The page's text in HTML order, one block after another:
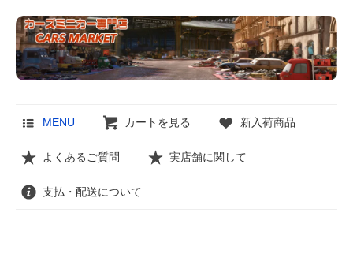
MENU カートを見る 新入荷商品
よくあるご質問 実店舗に関して
支払・配送について